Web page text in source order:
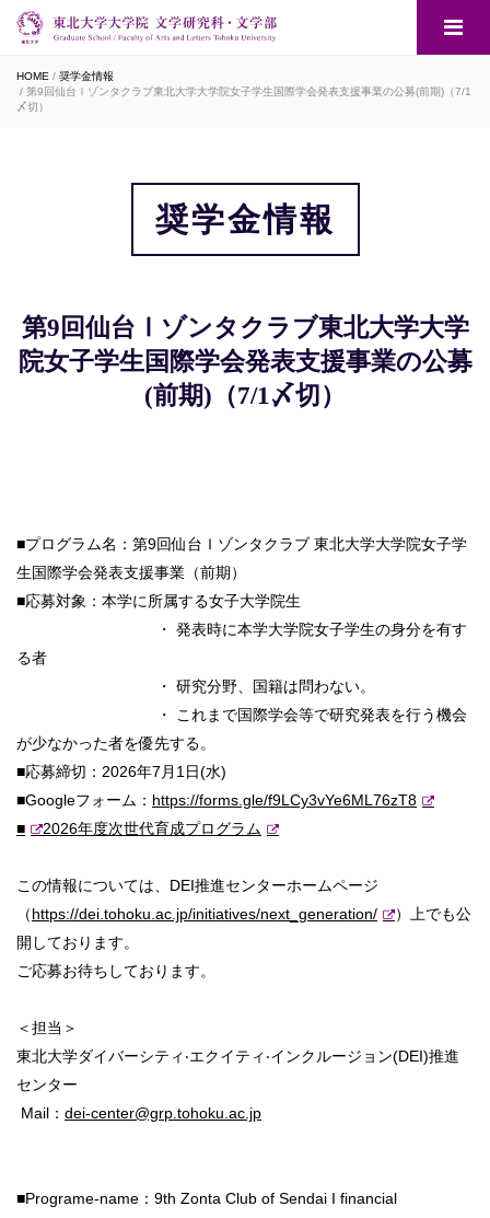
HOME
奨学金情報
第9回仙台Ⅰゾンタクラブ東北大学大学院女子学生国際学会発表支援事業の公募(前期)（7/1
〆切）
奨学金情報
第9回仙台Ⅰゾンタクラブ東北大学大学
院女子学生国際学会発表支援事業の公募
(前期)（7/1〆切）
■プログラム名：第9回仙台Ｉゾンタクラブ 東北⼤学⼤学院⼥⼦学
⽣国際学会発表⽀援事業（前期）
■応募対象：本学に所属する⼥⼦⼤学院⽣
・ 発表時に本学大学院女子学生の身分を有す
る者
・ 研究分野、国籍は問わない。
・ これまで国際学会等で研究発表を行う機会
が少なかった者を優先する。
■応募締切：2026年7⽉1⽇(水)
■Googleフォーム： https://forms.gle/f9LCy3vYe6ML76zT8
■
2026年度次世代育成プログラム
この情報については、DEI推進センターホームページ
（https://dei.tohoku.ac.jp/initiatives/next_generation/ ）
上でも公
開しております。
ご応募お待ちしております。
＜担当＞
東北⼤学ダイバーシティ‧エクイティ‧インクルージョン(DEI)推進
センター
Mail： dei-center@grp.tohoku. ac.jp
■Programe-name：9th Zonta Club of Sendai I financial